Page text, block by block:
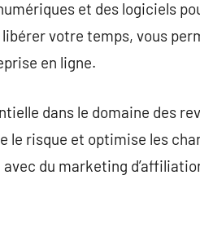
et des logiciels
votre temps, vous
en ligne.
dans le domaine des
le risque et optimise les
du marketing